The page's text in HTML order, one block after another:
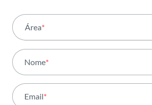
Área*
Atividade
Institucional
Nome*
Email*